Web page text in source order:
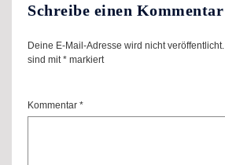
Schreibe einen Kommentar
Deine E-Mail-Adresse wird nicht veröffentlicht.
sind mit* markiert
Kommentar *